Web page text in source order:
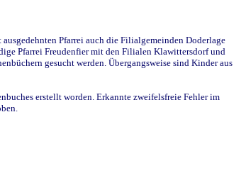
Pfarrei auch die Filialgemeinden Doderlage
Pfarrei Freudenfier mit den Filialen Klawittersdorf und
gesucht werden. Übergangsweise sind Kinder aus
erstellt worden. Erkannte zweifelsfreie Fehler im